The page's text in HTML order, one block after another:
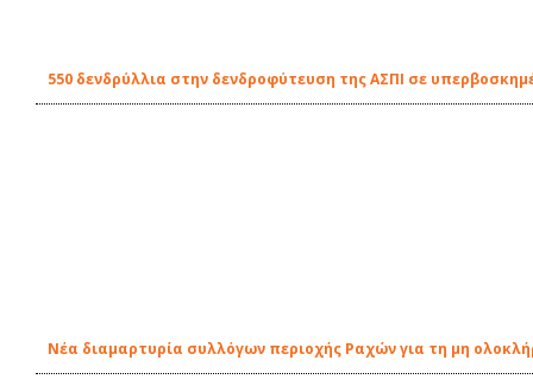
550 δενδρύλλια στην δενδροφύτευση της ΑΣΠΙ σε
Νέα διαμαρτυρία συλλόγων περιοχής Ραχών για τη μη